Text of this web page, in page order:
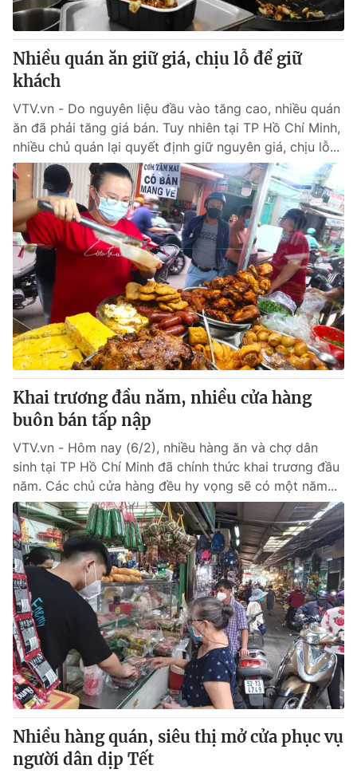
Nhiều quán ăn giữ giá, chịu lỗ để giữ
khách
VTV.vn - Do nguyên liệu đầu vào tăng cao, nhiều quán
ăn đã phải tăng giá bán. Tuy nhiên tại TP Hồ Chí Minh,
nhiều chủ quán lại quyết định giữ nguyên giá, chịu lỗ...
Khai trương đầu năm, nhiều cửa hàng
buôn bán tấp nập
VTV.vn - Hôm nay (6/2), nhiều hàng ăn và chợ dân
sinh tại TP Hồ Chí Minh đã chính thức khai trương đầu
năm. Các chủ cửa hàng đều hy vọng sẽ có một năm...
Nhiều hàng quán, siêu thị mở cửa phục vụ
người dân dịp Tết